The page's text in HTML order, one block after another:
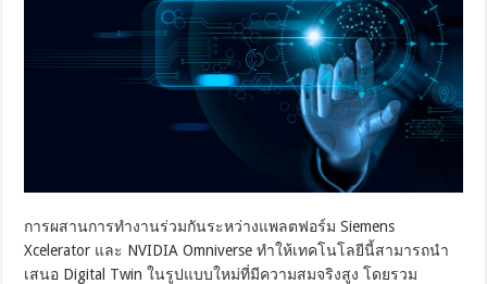
การผสานการทำงานร่วมกันระหว่างแพลตฟอร์ม Siemens
Xcelerator และ NVIDIA Omniverse ทำให้เทคโนโลยีนี้สามารถนำ
เสนอ Digital Twin ในรูปแบบใหม่ที่มีความสมจริงสูง โดยรวม